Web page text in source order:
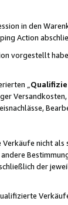
in den
Action
vorgestellt
„
nicht
der